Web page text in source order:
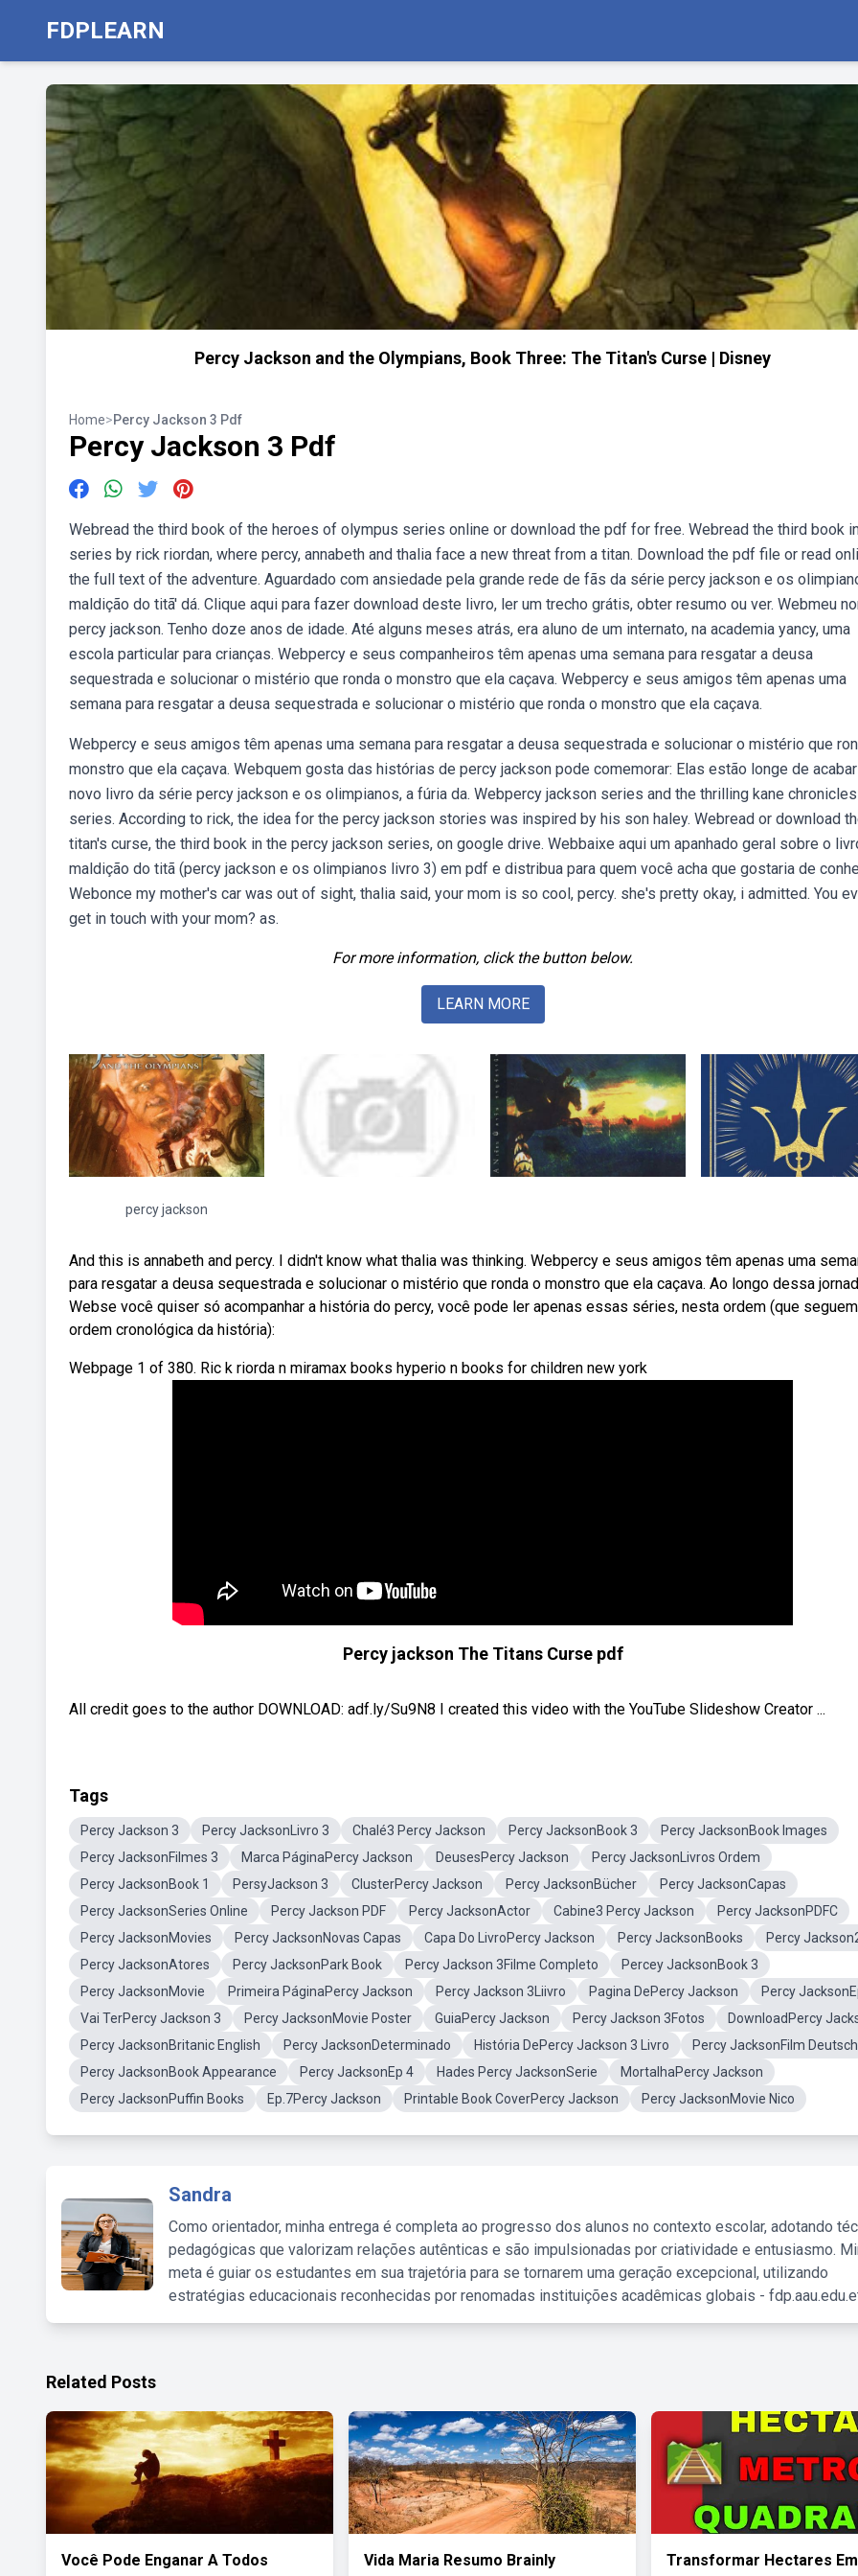
FDPLEARN
Percy Jackson and the Olympians, Book Three: The Titan's Curse | Disney
Home>Percy Jackson 3 Pdf
Percy Jackson 3 Pdf
Webread the third book of the heroes of olympus series online or download the pdf for free. Webread the third book
series by rick riordan, where percy, annabeth and thalia face a new threat from a titan. Download the pdf file or read
the full text of the adventure. Aguardado com ansiedade pela grande rede de fãs da série percy jackson e os
maldição do titã' dá. Clique aqui para fazer download deste livro, ler um trecho grátis, obter resumo ou ver. Webmeu
percy jackson. Tenho doze anos de idade. Até alguns meses atrás, era aluno de um internato, na academia yancy, uma
escola particular para crianças. Webpercy e seus companheiros têm apenas uma semana para resgatar a deusa
sequestrada e solucionar o mistério que ronda o monstro que ela caçava. Webpercy e seus amigos têm apenas uma
semana para resgatar a deusa sequestrada e solucionar o mistério que ronda o monstro que ela caçava.
Webpercy e seus amigos têm apenas uma semana para resgatar a deusa sequestrada e solucionar o mistério que
monstro que ela caçava. Webquem gosta das histórias de percy jackson pode comemorar: Elas estão longe de
novo livro da série percy jackson e os olimpianos, a fúria da. Webpercy jackson series and the thrilling kane chronicles
series. According to rick, the idea for the percy jackson stories was inspired by his son haley. Webread or download
titan's curse, the third book in the percy jackson series, on google drive. Webbaixe aqui um apanhado geral sobre o
maldição do titã (percy jackson e os olimpianos livro 3) em pdf e distribua para quem você acha que gostaria de
Webonce my mother's car was out of sight, thalia said, your mom is so cool, percy. she's pretty okay, i admitted. You
get in touch with your mom? as.
For more information, click the button below.
LEARN MORE
percy jackson
And this is annabeth and percy. I didn't know what thalia was thinking. Webpercy e seus amigos têm apenas uma
para resgatar a deusa sequestrada e solucionar o mistério que ronda o monstro que ela caçava. Ao longo dessa
Webse você quiser só acompanhar a história do percy, você pode ler apenas essas séries, nesta ordem (que
ordem cronológica da história):
Webpage 1 of 380. Ric k riorda n miramax books hyperio n books for children new york
Percy jackson The Titans Curse pdf
All credit goes to the author DOWNLOAD: adf.ly/Su9N8 I created this video with the YouTube Slideshow Creator ...
Tags
Percy Jackson 3 Percy JacksonLivro 3 Chalé3 Percy Jackson Percy JacksonBook 3
Percy JacksonBook Images
Percy JacksonFilmes 3
Marca PáginaPercy Jackson DeusesPercy Jackson
Percy JacksonLivros Ordem
Percy JacksonBook 1
PersyJackson 3 ClusterPercy Jackson Percy JacksonBücher
Percy JacksonCapas
Percy JacksonSeries Online
Percy Jackson PDF Percy JacksonActor Cabine3 Percy Jackson
Percy JacksonPDFC
Percy JacksonMovies
Percy JacksonNovas Capas Capa Do LivroPercy Jackson Percy JacksonBooks
Percy
Percy JacksonAtores
Percy JacksonPark Book Percy Jackson 3Filme Completo
Percey JacksonBook 3
Percy JacksonMovie
Primeira PáginaPercy Jackson Percy Jackson 3Liivro Pagina DePercy Jackson
Percy
Vai TerPercy Jackson 3
Percy JacksonMovie Poster GuiaPercy Jackson Percy Jackson 3Fotos
DownloadPercy
Percy JacksonBritanic English
Percy JacksonDeterminado História DePercy Jackson 3 Livro
Percy JacksonFilm Deutsch
Percy JacksonBook Appearance
Percy JacksonEp 4 Hades Percy JacksonSerie
MortalhaPercy Jackson
Percy JacksonPuffin Books
Ep.7Percy Jackson Printable Book CoverPercy Jackson Percy JacksonMovie Nico
Sandra
Como orientador, minha entrega é completa ao progresso dos alunos no contexto escolar, adotando
pedagógicas que valorizam relações autênticas e são impulsionadas por criatividade e entusiasmo.
meta é guiar os estudantes em sua trajetória para se tornarem uma geração excepcional, utilizando
estratégias educacionais reconhecidas por renomadas instituições acadêmicas globais -
Related Posts
Você Pode Enganar A Todos
Vida Maria Resumo Brainly
Transformar Hectares